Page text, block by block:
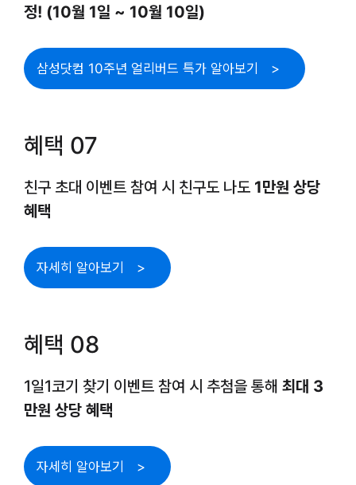
정! (10월 1일 ~ 10월 10일)
삼성닷컴 10주년 얼리버드 특가 알아보기
혜택 07
친구 초대 이벤트 참여 시 친구도 나도 1만원 상당
혜택
자세히 알아보기
혜택 08
1일1코기 찾기 이벤트 참여 시 추첨을 통해 최대 3
만원 상당 혜택
자세히 알아보기